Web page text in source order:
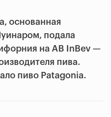
основанная
подала
на AB InBev —
пива.
пиво Patagonia.